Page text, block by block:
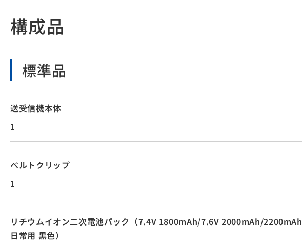
構成品
標準品
送受信機本体
1
ベルトクリップ
1
リチウムイオン二次電池パック（7.4V 1800mAh/7.6V 2000mAh/2200mAh
日常用 黒色）